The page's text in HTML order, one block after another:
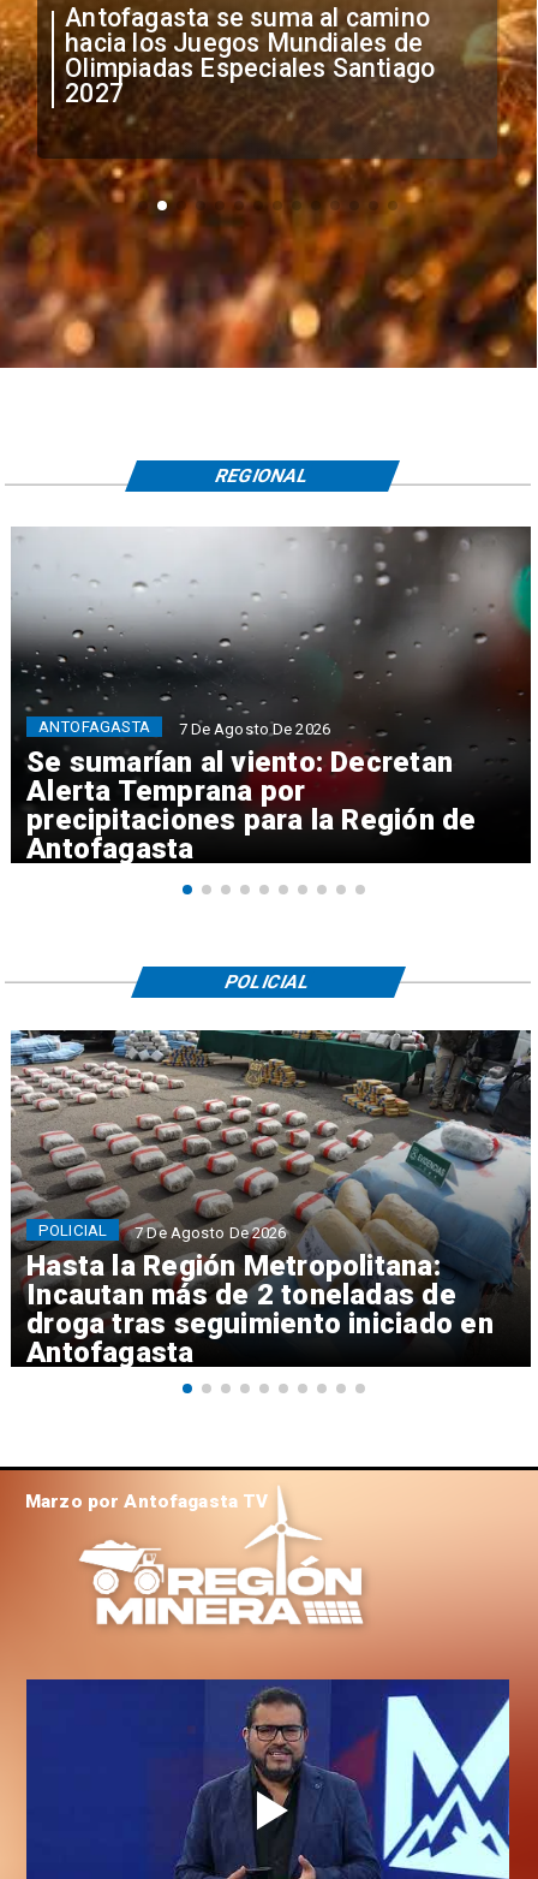
"Falta de profesionalismo": Sifup
anuncia medidas por situación
irregular de futbolistas
extranjeros
Se sumarían al viento: Decretan
Alerta Temprana por
precipitaciones para la Región de
Antofagasta
ANTOFAGASTA 7 De Agosto De 2026
REGIONAL
Hasta la Región Metropolitana:
Incautan más de 2 toneladas de
droga tras seguimiento iniciado en
Antofagasta
POLICIAL 7 De Agosto De 2026
POLICIAL
Marzo por Antofagasta TV